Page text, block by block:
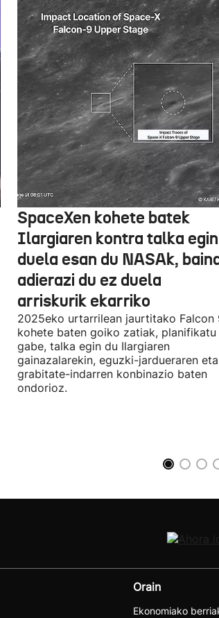
SpaceXen kohete batek
Ilargiaren kontra talka egin
duela esan du NASAk,
adierazi du ez duela
arriskurik ekarriko
2025eko urtarrilean jaurtitako Falcon
kohete baten goiko zatiak, planifikatu
gabe, talka egin du Ilargiaren
gainazalarekin, eguzki-jardueraren eta
grabitate-indarren konbinazio baten
ondorioz.
Orain
Ekonomiako